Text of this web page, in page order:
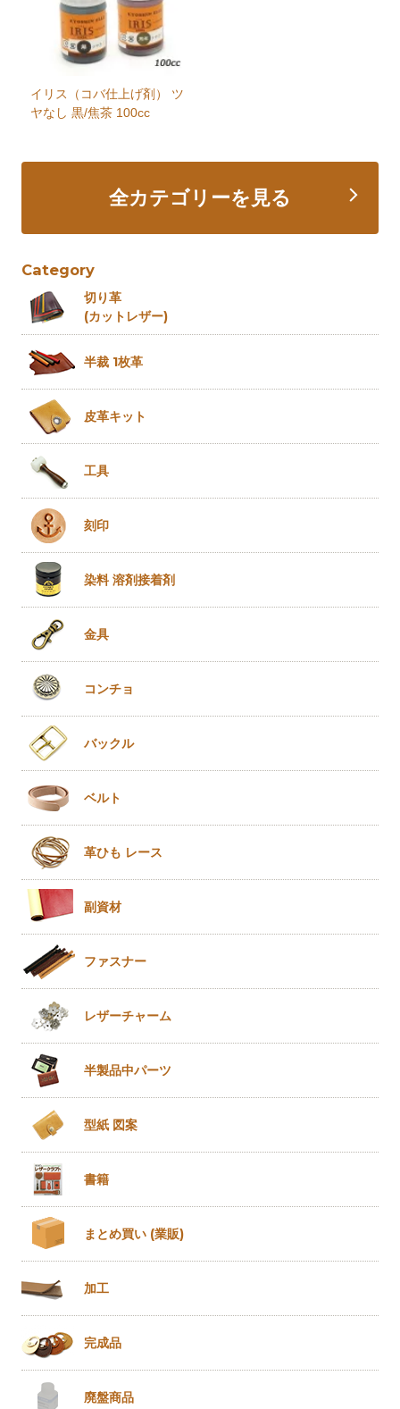
イリス（コバ仕上げ剤） ツ
ヤなし 黒/焦茶 100cc
全カテゴリーを見る
Category
切り革
(カットレザー)
半裁 1枚革
皮革キット
工具
刻印
染料 溶剤接着剤
金具
コンチョ
バックル
ベルト
革ひも レース
副資材
ファスナー
レザーチャーム
半製品中パーツ
型紙 図案
書籍
まとめ買い (業販)
加工
完成品
廃盤商品